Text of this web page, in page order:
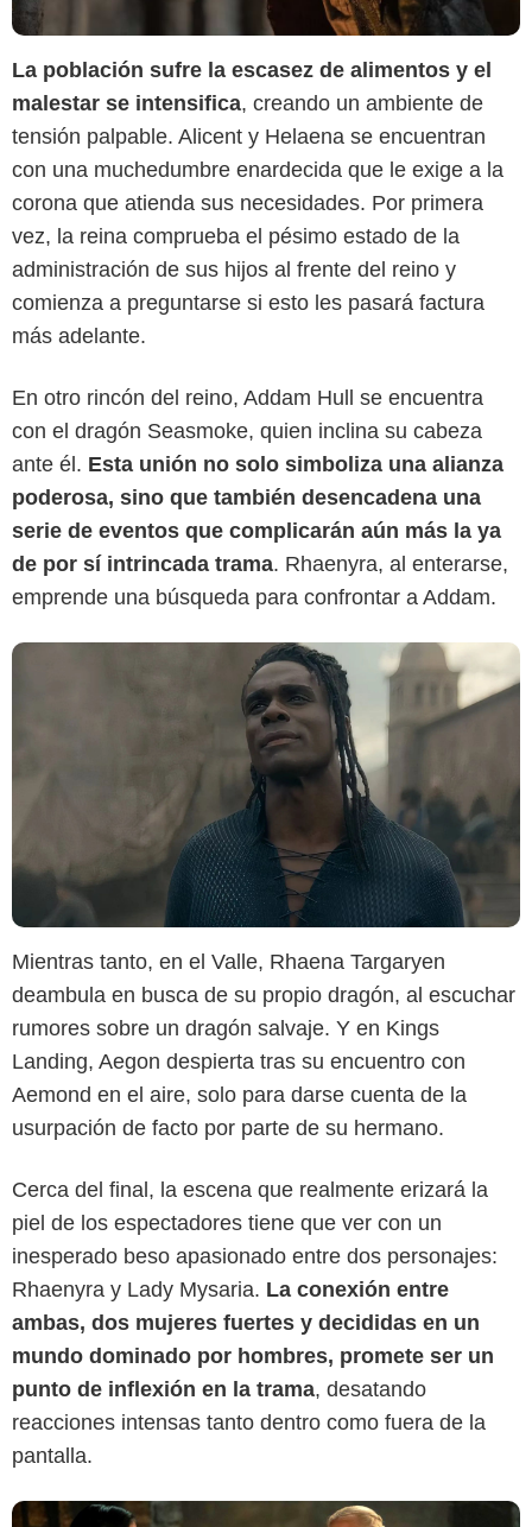
La población sufre la escasez de alimentos y el
malestar se intensifica, creando un ambiente de
tensión palpable. Alicent y Helaena se encuentran
con una muchedumbre enardecida que le exige a la
corona que atienda sus necesidades. Por primera
vez, la reina comprueba el pésimo estado de la
administración de sus hijos al frente del reino y
comienza a preguntarse si esto les pasará factura
más adelante.
En otro rincón del reino, Addam Hull se encuentra
con el dragón Seasmoke, quien inclina su cabeza
ante él. Esta unión no solo simboliza una alianza
poderosa, sino que también desencadena una
serie de eventos que complicarán aún más la ya
de por sí intrincada trama. Rhaenyra, al enterarse,
emprende una búsqueda para confrontar a Addam.
Mientras tanto, en el Valle, Rhaena Targaryen
deambula en busca de su propio dragón, al escuchar
rumores sobre un dragón salvaje. Y en Kings
Landing, Aegon despierta tras su encuentro con
Aemond en el aire, solo para darse cuenta de la
usurpación de facto por parte de su hermano.
Cerca del final, la escena que realmente erizará la
piel de los espectadores tiene que ver con un
inesperado beso apasionado entre dos personajes:
Rhaenyra y Lady Mysaria. La conexión entre
ambas, dos mujeres fuertes y decididas en un
mundo dominado por hombres, promete ser un
punto de inflexión en la trama, desatando
reacciones intensas tanto dentro como fuera de la
pantalla.
Max